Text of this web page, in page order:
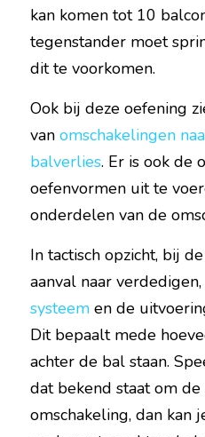
kan komen tot 10
tegenstander moet
dit te voorkomen.
Ook bij deze oefening
van omschakelingen
balverlies. Er is ook de
oefenvormen uit te
onderdelen van de
In tactisch opzicht, bij
aanval naar verdedigen,
systeem en de
Dit bepaalt mede
achter de bal staan.
dat bekend staat om
omschakeling, dan kan